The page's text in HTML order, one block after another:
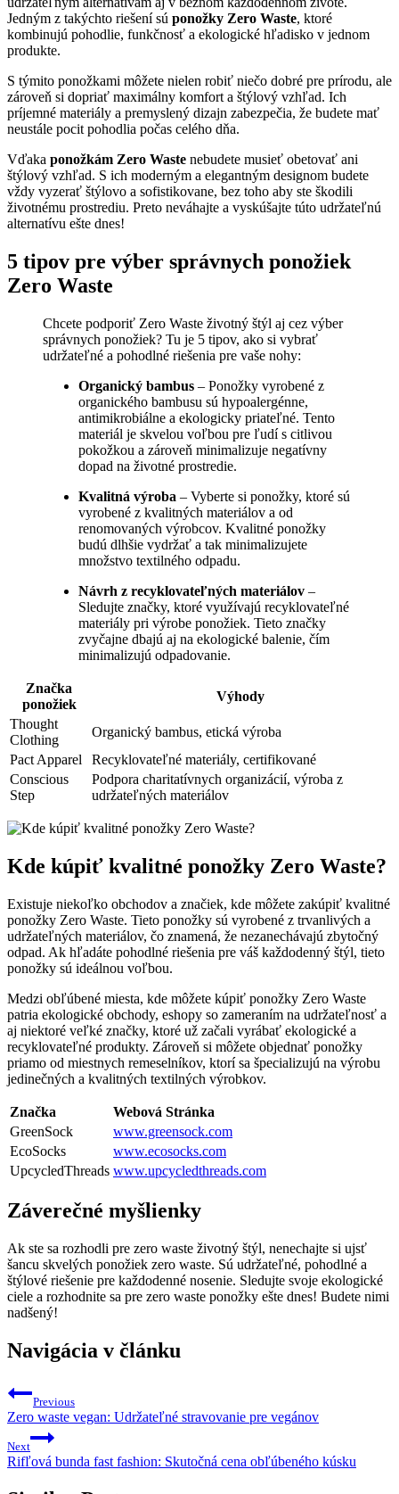
Jedným z takýchto riešení sú ponožky Zero Waste, ktoré
kombinujú pohodlie, funkčnosť a ekologické hľadisko v jednom
produkte.
S týmito ponožkami môžete nielen robiť niečo dobré pre prírodu, ale
zároveň si dopriať maximálny komfort a štýlový vzhľad. Ich
príjemné materiály a premyslený dizajn zabezpečia, že budete mať
neustále pocit pohodlia počas celého dňa.
Vďaka ponožkám Zero Waste nebudete musieť obetovať ani
štýlový vzhľad. S ich moderným a elegantným designom budete
vždy vyzerať štýlovo a sofistikovane, bez toho aby ste škodili
životnému prostrediu. Preto neváhajte a vyskúšajte túto udržateľnú
alternatívu ešte dnes!
5 tipov pre výber správnych ponožiek
Zero Waste
Chcete podporiť Zero Waste životný štýl aj cez výber
správnych ponožiek? Tu je 5 tipov, ako si vybrať
udržateľné a pohodlné riešenia pre vaše nohy:
Organický bambus – Ponožky vyrobené z
organického bambusu sú hypoalergénne,
antimikrobiálne a ekologicky priateľné. Tento
materiál je skvelou voľbou pre ľudí s citlivou
pokožkou a zároveň minimalizuje negatívny
dopad na životné prostredie.
Kvalitná výroba – Vyberte si ponožky, ktoré sú
vyrobené z kvalitných materiálov a od
renomovaných výrobcov. Kvalitné ponožky
budú dlhšie vydržať a tak minimalizujete
množstvo textilného odpadu.
Návrh z recyklovateľných materiálov –
Sledujte značky, ktoré využívajú recyklovateľné
materiály pri výrobe ponožiek. Tieto značky
zvyčajne dbajú aj na ekologické balenie, čím
minimalizujú odpadovanie.
Značka
ponožiek
Výhody
Thought
Clothing
Organický bambus, etická výroba
Pact Apparel
Recyklovateľné materiály, certifikované
Conscious
Step
Podpora charitatívnych organizácií, výroba z
udržateľných materiálov
Kde kúpiť kvalitné ponožky Zero Waste?
Existuje niekoľko obchodov a značiek, kde môžete zakúpiť kvalitné
ponožky Zero Waste. Tieto ponožky sú vyrobené z trvanlivých a
udržateľných materiálov, čo znamená, že nezanechávajú zbytočný
odpad. Ak hľadáte pohodlné riešenia pre váš každodenný štýl, tieto
ponožky sú ideálnou voľbou.
Medzi obľúbené miesta, kde môžete kúpiť ponožky Zero Waste
patria ekologické obchody, eshopy so zameraním na udržateľnosť a
aj niektoré veľké značky, ktoré už začali vyrábať ekologické a
recyklovateľné produkty. Zároveň si môžete objednať ponožky
priamo od miestnych remeselníkov, ktorí sa špecializujú na výrobu
jedinečných a kvalitných textilných výrobkov.
Značka
Webová Stránka
GreenSock
www.greensock.com
EcoSocks
www.ecosocks.com
UpcycledThreads www.upcycledthreads.com
Záverečné myšlienky
Ak ste sa rozhodli pre zero waste životný štýl, nenechajte si ujsť
šancu skvelých ponožiek zero waste. Sú udržateľné, pohodlné a
štýlové riešenie pre každodenné nosenie. Sledujte svoje ekologické
ciele a rozhodnite sa pre zero waste ponožky ešte dnes! Budete nimi
nadšený!
Navigácia v článku
Previous
Zero waste vegan: Udržateľné stravovanie pre vegánov
Next
Rifľová bunda fast fashion: Skutočná cena obľúbeného kúsku